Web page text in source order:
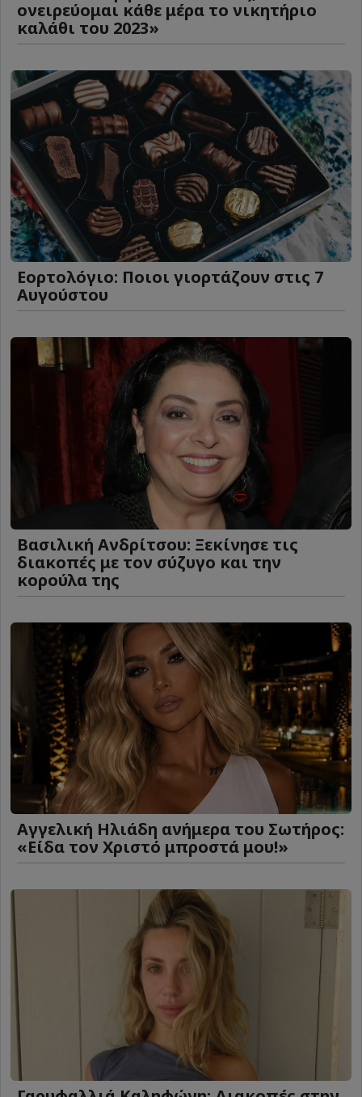
ονειρεύομαι κάθε μέρα το νικητήριο
καλάθι του 2023»
Εορτολόγιο: Ποιοι γιορτάζουν στις 7
Αυγούστου
Βασιλική Ανδρίτσου: Ξεκίνησε τις
διακοπές με τον σύζυγο και την
κορούλα της
Αγγελική Ηλιάδη ανήμερα του Σωτήρος:
«Είδα τον Χριστό μπροστά μου!»